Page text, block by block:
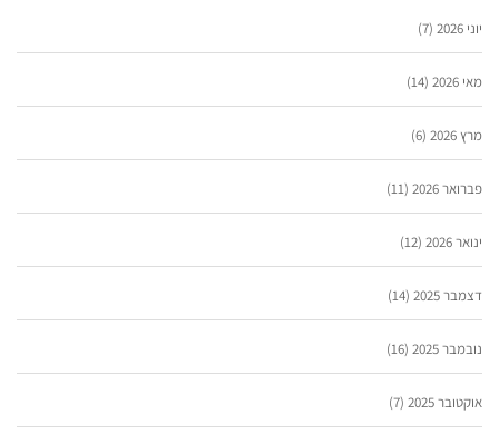
יוני 2026 (7)
מאי 2026 (14)
מרץ 2026 (6)
פברואר 2026 (11)
ינואר 2026 (12)
דצמבר 2025 (14)
נובמבר 2025 (16)
אוקטובר 2025 (7)